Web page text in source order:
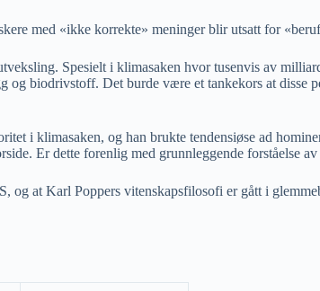
med «ikke korrekte» meninger blir utsatt for
Spesielt i klimasaken hvor tusenvis av
biodrivstoff. Det burde være et tankekors at disse
i klimasaken, og han brukte tendensiøse ad
Er dette forenlig med grunnleggende forståelse
og at Karl Poppers vitenskapsfilosofi er gått i